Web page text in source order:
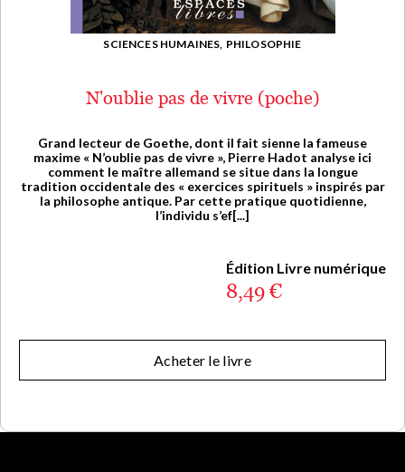
SCIENCES HUMAINES, PHILOSOPHIE
N'oublie pas de vivre (poche)
Grand lecteur de Goethe, dont il fait sienne la fameuse
maxime « N’oublie pas de vivre », Pierre Hadot analyse ici
comment le maître allemand se situe dans la longue
tradition occidentale des « exercices spirituels » inspirés par
la philosophe antique. Par cette pratique quotidienne,
l’individu s’ef[...]
Édition Livre numérique
8,49 €
Acheter le livre